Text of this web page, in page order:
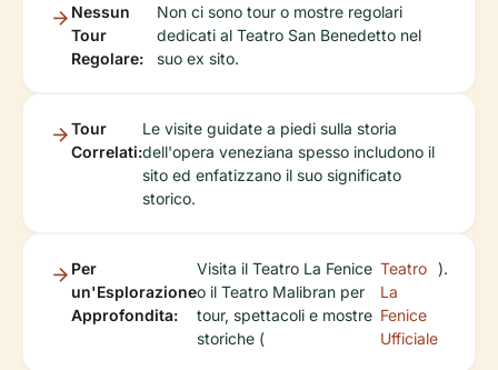
Nessun
Tour
Regolare:
Non ci sono tour o mostre regolari
dedicati al Teatro San Benedetto nel
suo ex sito.
Tour
Correlati:
Le visite guidate a piedi sulla storia
dell'opera veneziana spesso includono il
sito ed enfatizzano il suo significato
storico.
Per
un'Esplorazione
Approfondita:
Visita il Teatro La Fenice
o il Teatro Malibran per
tour, spettacoli e mostre
storiche (
Teatro
La
Fenice
Ufficiale
).